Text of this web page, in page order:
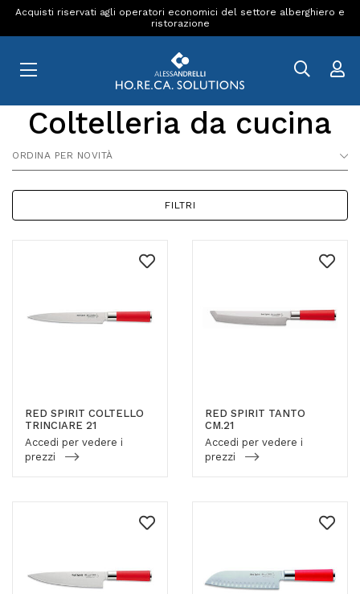
Acquisti riservati agli operatori economici del settore alberghiero e
ristorazione
Coltelleria da cucina
ORDINA PER NOVITÀ
FILTRI
RED SPIRIT COLTELLO
TRINCIARE 21
Accedi per vedere i
prezzi
RED SPIRIT TANTO
CM.21
Accedi per vedere i
prezzi